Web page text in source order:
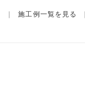
施工例一覧を見る